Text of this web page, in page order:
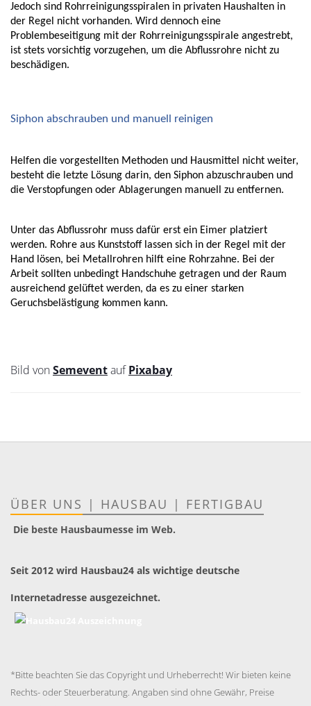
Jedoch sind Rohrreinigungsspiralen in privaten Haushalten in
der Regel nicht vorhanden. Wird dennoch eine
Problembeseitigung mit der Rohrreinigungsspirale angestrebt,
ist stets vorsichtig vorzugehen, um die Abflussrohre nicht zu
beschädigen.
Siphon abschrauben und manuell reinigen
Helfen die vorgestellten Methoden und Hausmittel nicht weiter,
besteht die letzte Lösung darin, den Siphon abzuschrauben und
die Verstopfungen oder Ablagerungen manuell zu entfernen.
Unter das Abflussrohr muss dafür erst ein Eimer platziert
werden. Rohre aus Kunststoff lassen sich in der Regel mit der
Hand lösen, bei Metallrohren hilft eine Rohrzahne. Bei der
Arbeit sollten unbedingt Handschuhe getragen und der Raum
ausreichend gelüftet werden, da es zu einer starken
Geruchsbelästigung kommen kann.
Bild vonSemeventaufPixabay
ÜBER UNS | HAUSBAU | FERTIGBAU
Die beste Hausbaumesse im Web.
Seit 2012 wird Hausbau24 als wichtige deutsche
Internetadresse ausgezeichnet.
*Bitte beachten Sie das Copyright und Urheberrecht! Wir bieten keine
Rechts- oder Steuerberatung. Angaben sind ohne Gewähr, Preise